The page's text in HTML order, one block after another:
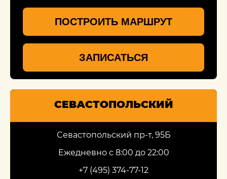
ПОСТРОИТЬ МАРШРУТ
ЗАПИСАТЬСЯ
СЕВАСТОПОЛЬСКИЙ
Севастопольский пр-т, 95Б
Ежедневно с 8:00 до 22:00
+7 (495) 374-77-12